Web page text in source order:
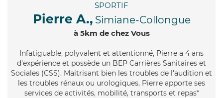
SPORTIF
Pierre A., Simiane-Collongue
à 5km de chez Vous
Infatiguable, polyvalent et attentionné, Pierre a 4 ans
d'expérience et possède un BEP Carrières Sanitaires et
Sociales (CSS). Maitrisant bien les troubles de l'audition et
les troubles rénaux ou urologiques, Pierre apporte ses
services de activités, mobilité, transports et repas*